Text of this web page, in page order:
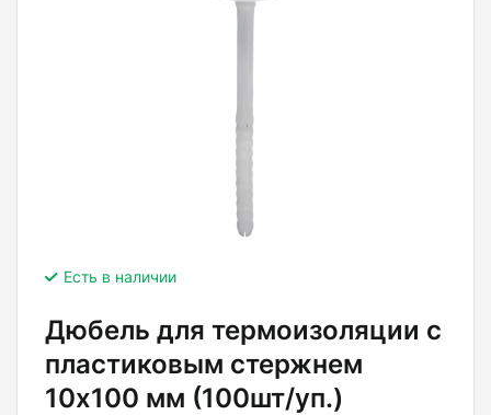
Есть в наличии
Дюбель для термоизоляции с
пластиковым стержнем
10х100 мм (100шт/уп.)